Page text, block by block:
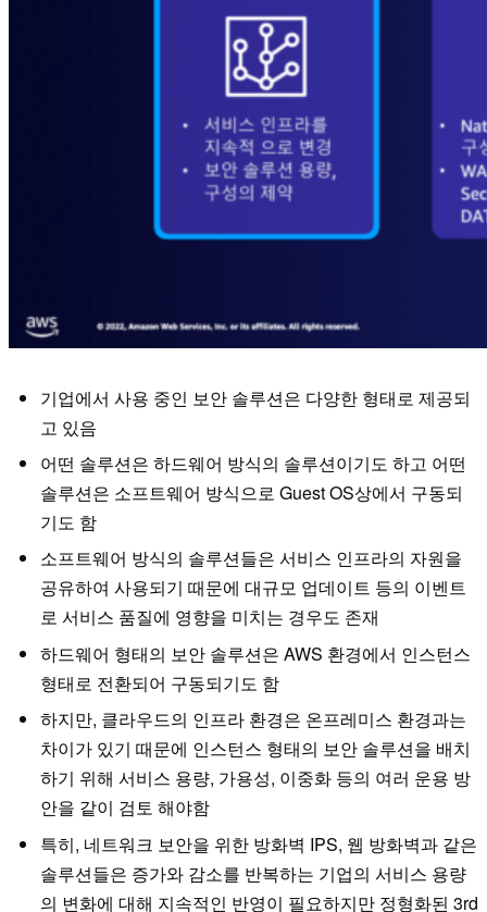
기업에서 사용 중인 보안 솔루션은 다양한 형태로 제공되
고 있음
어떤 솔루션은 하드웨어 방식의 솔루션이기도 하고 어떤
솔루션은 소프트웨어 방식으로 Guest OS상에서 구동되
기도 함
소프트웨어 방식의 솔루션들은 서비스 인프라의 자원을
공유하여 사용되기 때문에 대규모 업데이트 등의 이벤트
로 서비스 품질에 영향을 미치는 경우도 존재
하드웨어 형태의 보안 솔루션은 AWS 환경에서 인스턴스
형태로 전환되어 구동되기도 함
하지만, 클라우드의 인프라 환경은 온프레미스 환경과는
차이가 있기 때문에 인스턴스 형태의 보안 솔루션을 배치
하기 위해 서비스 용량, 가용성, 이중화 등의 여러 운용 방
안을 같이 검토 해야함
특히, 네트워크 보안을 위한 방화벽 IPS, 웹 방화벽과 같은
솔루션들은 증가와 감소를 반복하는 기업의 서비스 용량
의 변화에 대해 지속적인 반영이 필요하지만 정형화된 3rd